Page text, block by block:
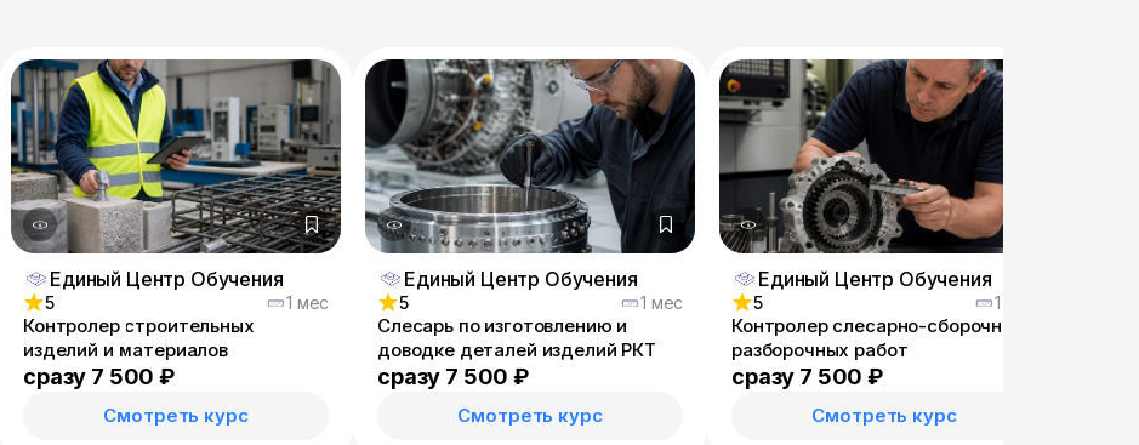
Единый Центр Обучения
5 1 мес
Контролер строительных
изделий и материалов
сразу 7 500 ₽
Смотреть курс
Единый Центр Обучения
5 1 мес
Слесарь по изготовлению и
доводке деталей изделий РКТ
сразу 7 500 ₽
Смотреть курс
Единый Центр Обучения
5 1 мес
Контролер слесарно-сборочных,
разборочных работ
сразу 7 500 ₽
Смотреть курс